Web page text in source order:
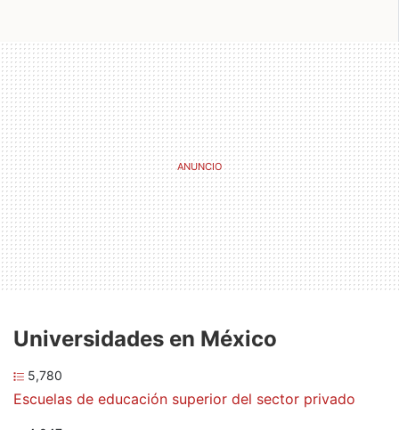
Universidades en México
5,780
Escuelas de educación superior del sector privado